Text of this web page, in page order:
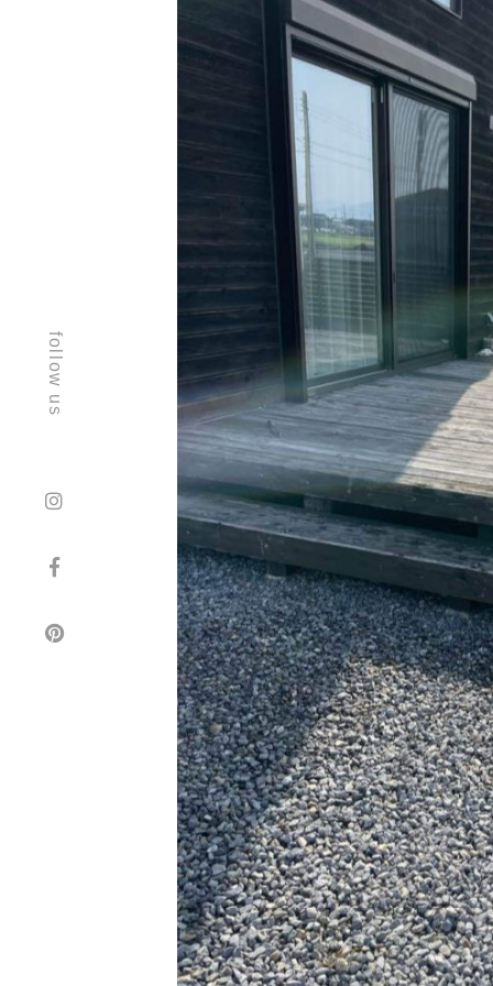
ウッドデッキは劣化して木がボロボ
釘が出ているところもあって危険でし
follow us